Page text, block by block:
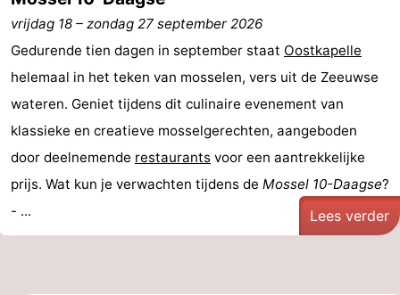
vrijdag 18 – zondag 27 september 2026
Gedurende tien dagen in september staat Oostkapelle
helemaal in het teken van mosselen, vers uit de Zeeuwse
wateren. Geniet tijdens dit culinaire evenement van
klassieke en creatieve mosselgerechten, aangeboden
door deelnemende restaurants voor een aantrekkelijke
prijs. Wat kun je verwachten tijdens de Mossel 10-Daagse?
- ...
Lees verder